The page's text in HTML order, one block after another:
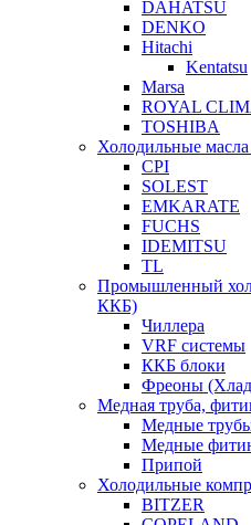
DAHATSU
DENKO
Hitachi
Kentatsu
Marsa
ROYAL
TOSHIBA
Холодильные
CPI
SOLEST
EMKARATE
FUCHS
IDEMITSU
TL
Промышленный
ККБ)
Чиллера
VRF системы
ККБ блоки
Фреоны
Медная труба,
Медные
Медные
Припой
Холодильные
BITZER